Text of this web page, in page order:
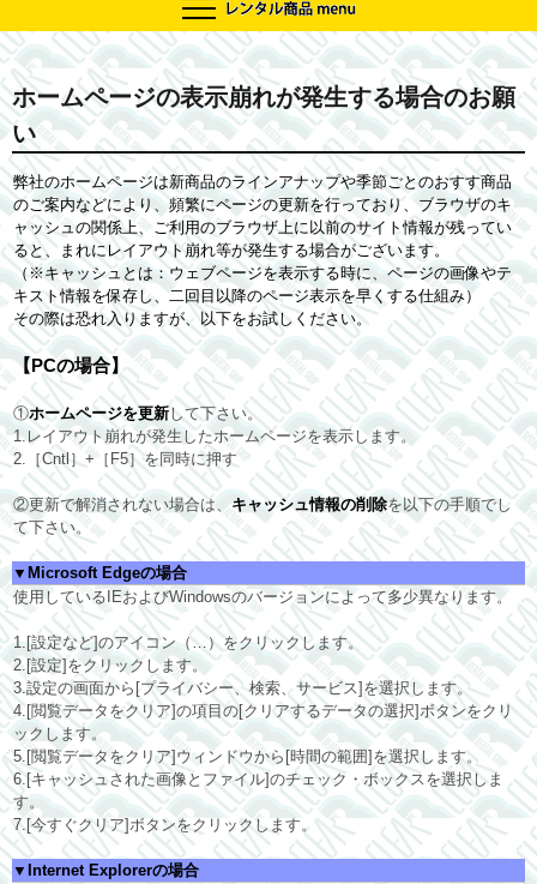
ホームページの表示崩れが発生する場合のお願
い
弊社のホームページは新商品のラインアナップや季節ごとのおすす商品
のご案内などにより、頻繁にページの更新を行っており、ブラウザのキ
ャッシュの関係上、ご利用のブラウザ上に以前のサイト情報が残ってい
ると、まれにレイアウト崩れ等が発生する場合がございます。
（※キャッシュとは：ウェブページを表示する時に、ページの画像やテ
キスト情報を保存し、二回目以降のページ表示を早くする仕組み）
その際は恐れ入りますが、以下をお試しください。
【PCの場合】
①ホームページを更新して下さい。
1.レイアウト崩れが発生したホームページを表示します。
2.［Cntl］+［F5］を同時に押す
②更新で解消されない場合は、キャッシュ情報の削除を以下の手順でし
て下さい。
▼Microsoft Edgeの場合
使用しているIEおよびWindowsのバージョンによって多少異なります。
1.[設定など]のアイコン（…）をクリックします。
2.[設定]をクリックします。
3.設定の画面から[プライバシー、検索、サービス]を選択します。
4.[閲覧データをクリア]の項目の[クリアするデータの選択]ボタンをクリ
ックします。
5.[閲覧データをクリア]ウィンドウから[時間の範囲]を選択します。
6.[キャッシュされた画像とファイル]のチェック・ボックスを選択しま
す。
7.[今すぐクリア]ボタンをクリックします。
▼Internet Explorerの場合